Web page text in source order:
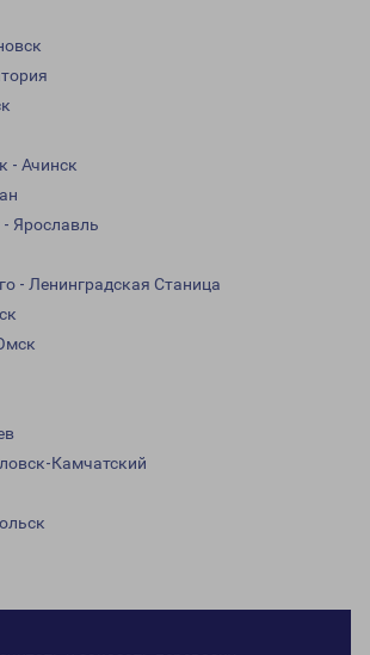
- Ачинск
Ярославль
- Ленинградская Станица
Камчатский